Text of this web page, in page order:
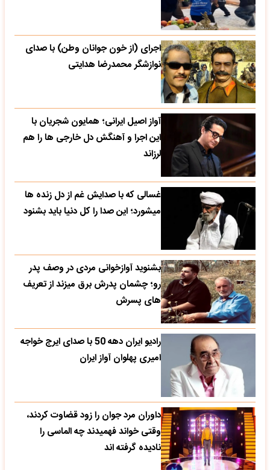
اجرای (از خون جوانان وطن) با صدای
نوازشگر محمدرضا هدایتی
آواز اصیل ایرانی؛ همایون شجریان با
این اجرا و آهنگش دل خارجی ها را هم
لرزاند
غسالی که با صدایش غم از دل زنده ها
میشورد؛ این صدا را کل دنیا باید بشنود
بشنوید آوازخوانی مردی در وصف پدر
رو؛ چشمان پدرش برق میزند از تعریف
های پسرش
رادیو ایران دهه 50 با صدای ایرج خواجه
امیری پهلوان آواز ایران
داوران مرد جوان را زود قضاوت کردند،
وقتی خواند فهمیدند چه الماسی را
نادیده گرفته اند